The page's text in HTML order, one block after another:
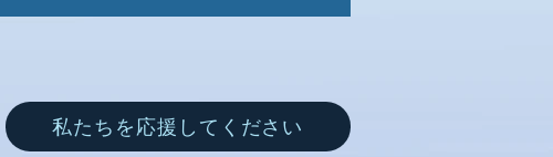
私たちを応援してください